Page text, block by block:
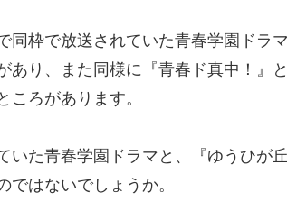
同枠で放送されていた青春学園ドラ
あり、また同様に『青春ド真中！』
ころがあります。
いた青春学園ドラマと、『ゆうひが
ではないでしょうか。